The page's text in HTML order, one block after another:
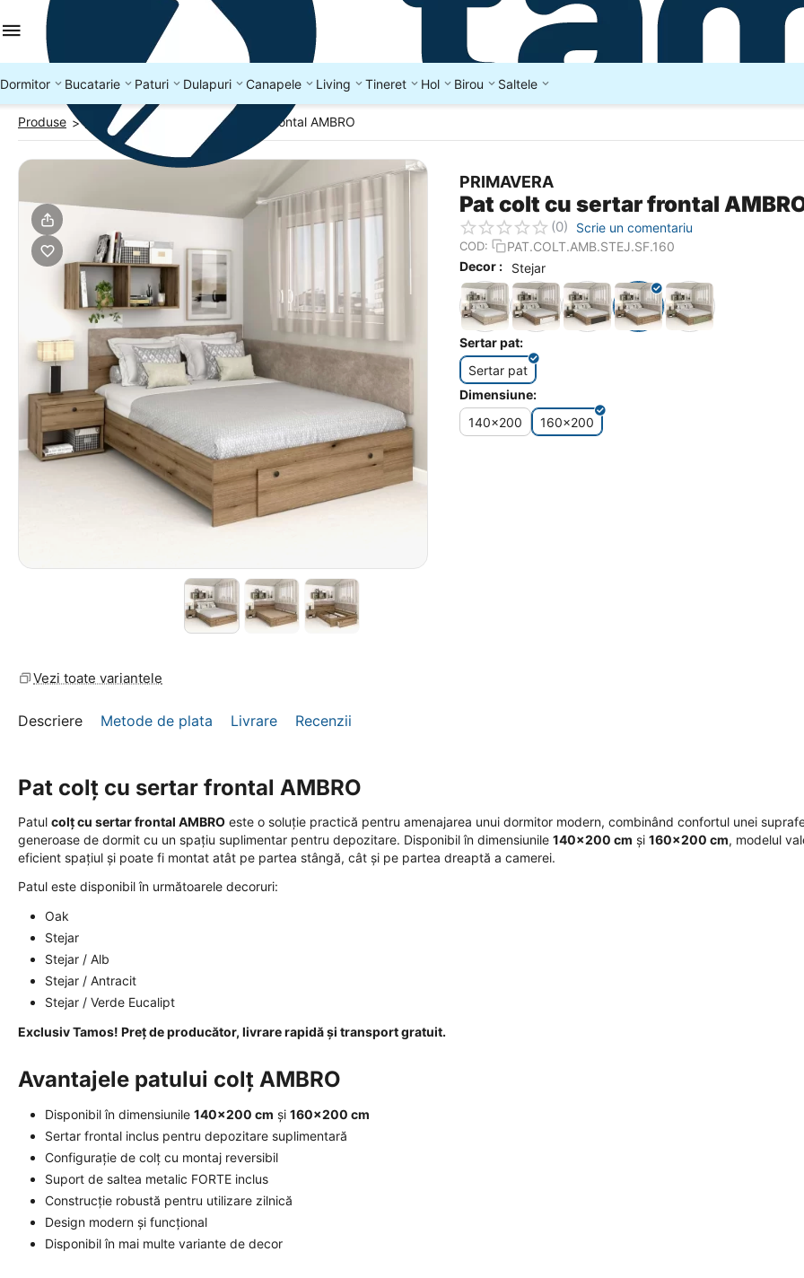
Dormitor Bucatarie Paturi Dulapuri Canapele Living Tineret Hol Birou Saltele
Produse > Paturi colt Pat colt cu sertar frontal AMBRO
PRIMAVERA
Pat colt cu sertar frontal
(0) Scrie un comentariu
COD:
PAT.COLT.AMB.STEJ.SF.160
Decor :
Stejar
Sertar pat:
Sertar pat
Dimensiune:
140x200
160x200
Vezi toate variantele
Descriere Metode de plata Livrare Recenzii
Pat colț cu sertar frontal AMBRO
Patul colț cu sertar frontal AMBRO este o soluție practică pentru amenajarea unui dormitor modern, combinând confortul unei
generoase de dormit cu un spațiu suplimentar pentru depozitare. Disponibil în dimensiunile 140x200 cm și 160x200 cm, modelul
eficient spațiul și poate fi montat atât pe partea stângă, cât și pe partea dreaptă a camerei.
Patul este disponibil în următoarele decoruri:
Oak
Stejar
Stejar / Alb
Stejar / Antracit
Stejar / Verde Eucalipt
Exclusiv Tamos! Preț de producător, livrare rapidă și transport gratuit.
Avantajele patului colț AMBRO
Disponibil în dimensiunile 140x200 cm și 160x200 cm
Sertar frontal inclus pentru depozitare suplimentară
Configurație de colț cu montaj reversibil
Suport de saltea metalic FORTE inclus
Construcție robustă pentru utilizare zilnică
Design modern și funcțional
Disponibil în mai multe variante de decor